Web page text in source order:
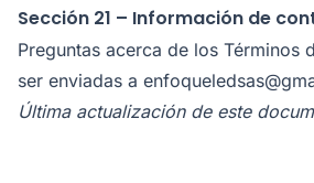
Sección 21 – Información de
Preguntas acerca de los Términos
ser enviadas a
Última actualización de este